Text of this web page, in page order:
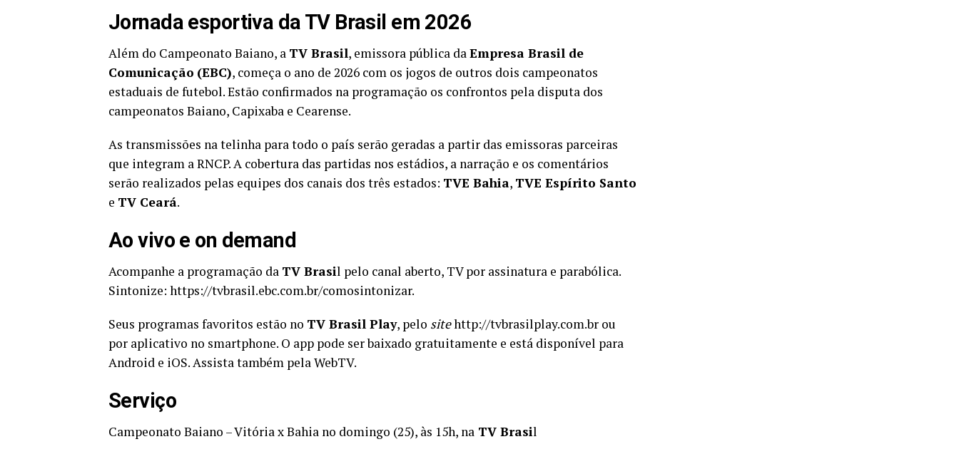
Jornada esportiva da TV Brasil em 2026
Além do Campeonato Baiano, a TV Brasil, emissora pública daEmpresa Brasil de
Comunicação (EBC), começa o ano de 2026 com os jogos de outros dois campeonatos
estaduais de futebol. Estão confirmados na programação os confrontos pela disputa dos
campeonatos Baiano, Capixaba e Cearense.
As transmissões na telinha para todo o país serão geradas a partir das emissoras parceiras
que integram a RNCP. A cobertura das partidas nos estádios, a narração e os comentários
serão realizados pelas equipes dos canais dos três estados: TVE Bahia, TVE Espírito Santo
e TV Ceará.
Ao vivo e on demand
Acompanhe a programação da TV Brasil pelo canal aberto, TV por assinatura e parabólica.
Sintonize: https://tvbrasil.ebc.com.br/comosintonizar.
Seus programas favoritos estão no TV Brasil Play, pelo sitehttp://tvbrasilplay.com.br ou
por aplicativo no smartphone. O app pode ser baixado gratuitamente e está disponível para
Android e iOS. Assista também pelaWebTV.
Serviço
Campeonato Baiano – Vitória x Bahia no domingo (25), às 15h, na TV Brasil